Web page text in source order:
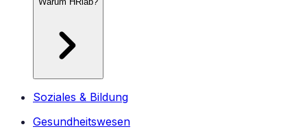
Soziales & Bildung
Gesundheitswesen